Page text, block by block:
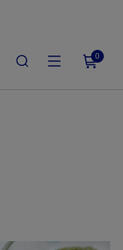
0
VEAU AU FENOUIL